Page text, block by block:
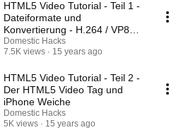
HTML5 Video Tutorial - Teil 1 -
Dateiformate und
Konvertierung - H.264 / VP8
(WebM) / Theora
Domestic Hacks
7.5K views
15 years ago
HTML5 Video Tutorial - Teil 2 -
Der HTML5 Video Tag und
iPhone Weiche
Domestic Hacks
5K views
15 years ago